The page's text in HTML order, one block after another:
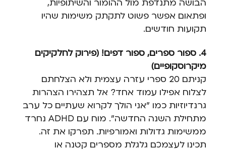
הבושה מתנדפת מול ההומור והשיתופיות,
ופתאום אפשר פשוט לתקתק משימות שהיו
תקועות חודשים.
4. ספור ספרים, ספור דפים! (פירוק לחלקיקים
מיקרוסקופיים)
קניתם 20 ספרי עזרה עצמית ולא הצלחתם
לצלוח אפילו עמוד אחד? אל תצהירו הצהרות
גרנדיוזיות כמו "אני הולך לקרוא שעתיים כל ערב
מתחילת השנה החדשה". מוח עם ADHD נחרד
ממשימות גדולות ואמורפיות. תפרקו את זה.
תכינו לעצמכם גלגלת מספרים קטנה או